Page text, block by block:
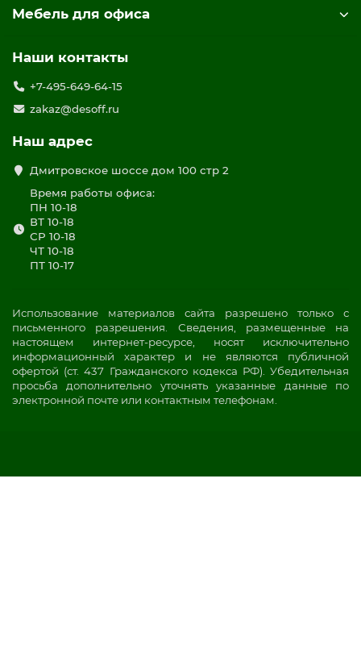
Мебель для офиса
Наши контакты
+7-495-649-64-15
zakaz@desoff.ru
Наш адрес
Дмитровское шоссе дом 100 стр 2
Время работы офиса:
ПН 10-18
ВТ 10-18
СР 10-18
ЧТ 10-18
ПТ 10-17
Использование материалов сайта разрешено только с
письменного разрешения. Сведения, размещенные на
настоящем интернет-ресурсе, носят исключительно
информационный характер и не являются публичной
офертой (ст. 437 Гражданского кодекса РФ). Убедительная
просьба дополнительно уточнять указанные данные по
электронной почте или контактным телефонам.